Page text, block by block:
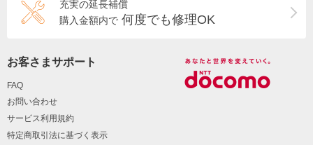
充実の延長補償
購入金額内で 何度でも修理OK
お客さまサポート
FAQ
お問い合わせ
サービス利用規約
特定商取引法に基づく表示